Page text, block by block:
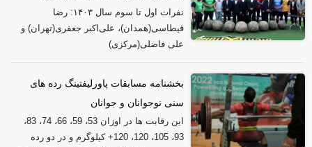
نفرات اول تا سوم سال ۱۴۰۳: رضا
قیطاسی(همدان)، علی‌اکبر جعفری(تهران) و
علی فاضلی(مرکزی)
بخشنامه مسابقات پاورلیفتینگ رده های
سنی نوجوانان و جوانان
این رقابت ها در اوزان 53، 59، 66، 74، 83،
93، 105، 120، 120+ کیلوگرم و در دو رده